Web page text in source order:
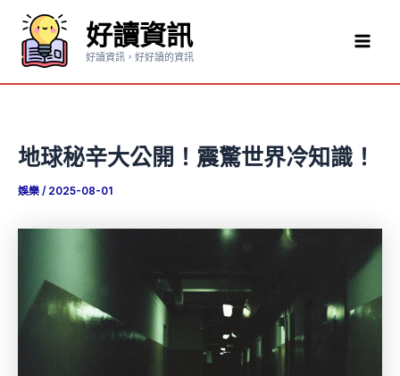
要
好讀資訊
好讀資訊，好好讀的資訊
地球秘辛大公開！震驚世界冷知識！
娛樂 / 2025-08-01